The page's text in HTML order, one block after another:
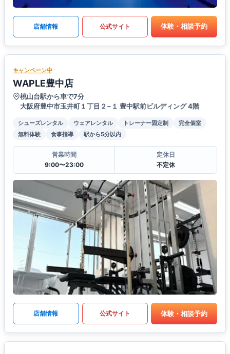
店舗情報 公式サイト 体験・相談予約
キャンペーン中
WAPLE豊中店
桃山台駅から車で7分
大阪府豊中市玉井町１丁目２−１ 豊中駅前ビルディング 4階
シューズレンタル ウェアレンタル トレーナー固定制
完全個室
無料体験
食事指導 駅から5分以内
営業時間
9:00〜23:00
定休日
不定休
店舗情報 公式サイト 体験・相談予約